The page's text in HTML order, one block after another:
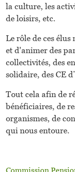
la culture, les
de loisirs, etc.
Le rôle de ces
et d'animer des
collectivités, des
solidaire, des CE
Tout cela afin de
bénéficiaires, de
organismes, de
qui nous entoure.
Commission